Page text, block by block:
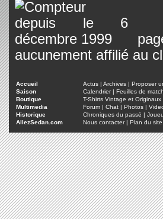
aucunement affilié au
Accueil Actus | Archives | Proposer
Saison
Calendrier| Feuilles de match
Boutique
T-Shirts Vintage et Originaux
Multimedia
Forum | Chat | Photos |
Historique
Chroniques du passé |
AllezSedan.com
Nous contacter| Plan du site